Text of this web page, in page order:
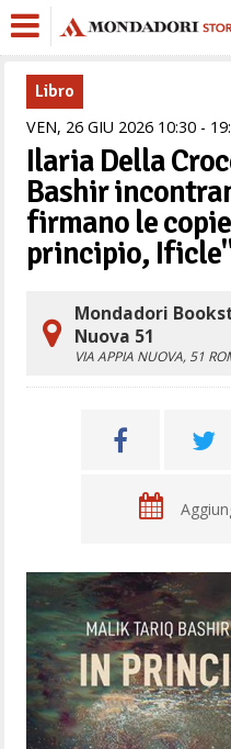
Libro
VEN, 26 GIU 2026 1030 - 19
Ilaria Della
Bashir
firmano le
principio,
Mondadori
Nuova 51
VIA APPIA NUOVA, 51